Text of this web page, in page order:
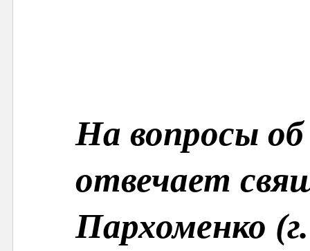
На вопросы об
отвечает
Пархоменко